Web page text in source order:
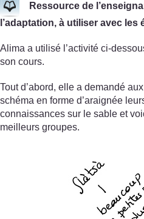
Ressource de
l’adaptation, à utiliser avec les
Alima a utilisé l’activité ci-
son cours.
Tout d’abord, elle a demandé
schéma en forme d’araignée
connaissances sur le sable et
meilleurs groupes.